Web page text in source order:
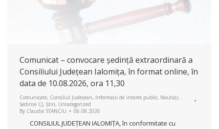
Comunicat – convocare ședință extraordinară a
Consiliului Județean Ialomița, în format online, în
data de 10.08.2026, ora 11,30
Comunicate, Consiliul Județean, Informații de interes public, Noutăți,
Ședințe CJ, Știri, Uncategorized
By Claudia STANCIU 06.08.2026
CONSILIUL JUDEŢEAN IALOMIŢA, în conformitate cu